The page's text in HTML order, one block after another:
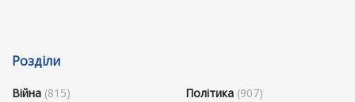
Розділи
Війна (815)
Політика (907)